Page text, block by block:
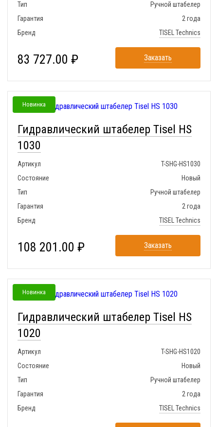
Тип
Ручной штабелер
Гарантия
2 года
Бренд
TISEL Technics
83 727.00 ₽ Заказать
Новинка
Гидравлический штабелер Tisel HS
1030
Артикул
T-SHG-HS1030
Состояние
Новый
Тип
Ручной штабелер
Гарантия
2 года
Бренд
TISEL Technics
108 201.00 ₽ Заказать
Новинка
Гидравлический штабелер Tisel HS
1020
Артикул
T-SHG-HS1020
Состояние
Новый
Тип
Ручной штабелер
Гарантия
2 года
Бренд
TISEL Technics